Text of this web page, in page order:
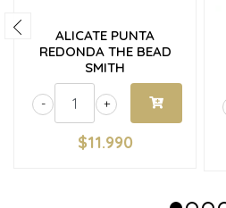
ALICATE PUNTA
REDONDA THE BEAD
SMITH
+
-
$11.990